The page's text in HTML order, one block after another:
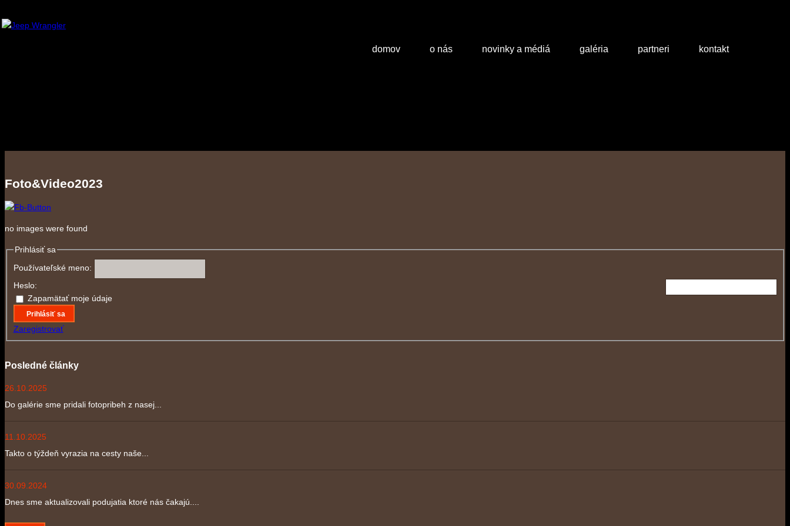
domov o nás novinky a médiá galéria partneri kontakt
Foto&Video2023
no images were found
Prihlásiť sa
Používateľské meno:
Heslo:
Zapamätať moje údaje
Prihlásiť sa
Zaregistrovať
Posledné články
26.10.2025
Do galérie sme pridali fotopribeh z nasej...
11.10.2025
Takto o týždeň vyrazia na cesty naše...
30.09.2024
Dnes sme aktualizovali podujatia ktoré nás čakajú....